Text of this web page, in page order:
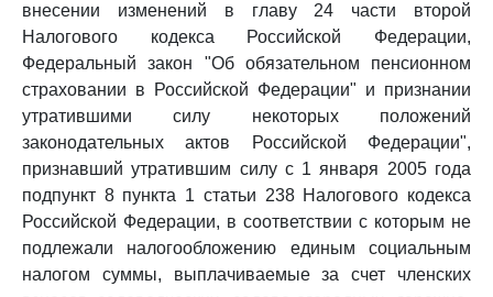
внесении изменений в главу 24 части второй
Налогового кодекса Российской Федерации,
Федеральный закон "Об обязательном пенсионном
страховании в Российской Федерации" и признании
утратившими силу некоторых положений
законодательных актов Российской Федерации",
признавший утратившим силу с 1 января 2005 года
подпункт 8 пункта 1 статьи 238 Налогового кодекса
Российской Федерации, в соответствии с которым не
подлежали налогообложению единым социальным
налогом суммы, выплачиваемые за счет членских